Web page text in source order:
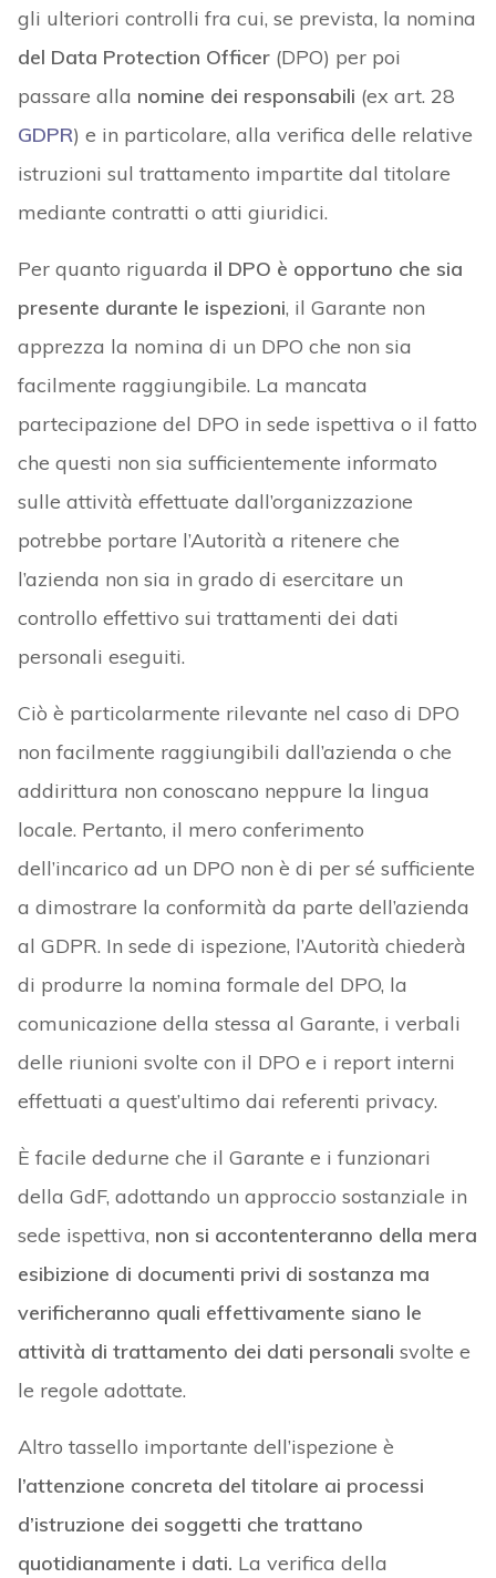
gli ulteriori controlli fra cui, se prevista, la nomina
del Data Protection Officer(DPO) per poi
passare alla nomine dei responsabili (ex art. 28
GDPR) e in particolare, alla verifica delle relative
istruzioni sul trattamento impartite dal titolare
mediante contratti o atti giuridici.
Per quanto riguarda il DPO è opportuno che sia
presente durante le ispezioni, il Garante non
apprezza la nomina di un DPO che non sia
facilmente raggiungibile. La mancata
partecipazione del DPO in sede ispettiva o il fatto
che questi non sia sufficientemente informato
sulle attività effettuate dall’organizzazione
potrebbe portare l’Autorità a ritenere che
l’azienda non sia in grado di esercitare un
controllo effettivo sui trattamenti dei dati
personali eseguiti.
Ciò è particolarmente rilevante nel caso di DPO
non facilmente raggiungibili dall’azienda o che
addirittura non conoscano neppure la lingua
locale. Pertanto, il mero conferimento
dell’incarico ad un DPO non è di per sé sufficiente
a dimostrare la conformità da parte dell’azienda
al GDPR. In sede di ispezione, l’Autorità chiederà
di produrre la nomina formale del DPO, la
comunicazione della stessa al Garante, i verbali
delle riunioni svolte con il DPO e i report interni
effettuati a quest’ultimo dai referenti privacy.
È facile dedurne che il Garante e i funzionari
della GdF, adottando un approccio sostanziale in
sede ispettiva, non si accontenteranno della mera
esibizione di documenti privi di sostanza ma
verificheranno quali effettivamente siano le
attività di trattamento dei dati personali svolte e
le regole adottate.
Altro tassello importante dell’ispezione è
l’attenzione concreta del titolare ai processi
d’istruzione dei soggetti che trattano
quotidianamente i dati. La verifica della